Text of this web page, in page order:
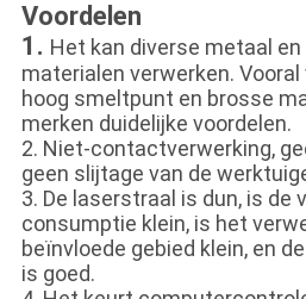
Voordelen
1. Het kan diverse metaal en
materialen verwerken. Vooral
hoog smeltpunt en brosse
merken duidelijke voordelen.
2. Niet-contactverwerking,
geen slijtage van de
3. De laserstraal is dun, is de
consumptie klein, is het
beïnvloede gebied klein, en
is goed.